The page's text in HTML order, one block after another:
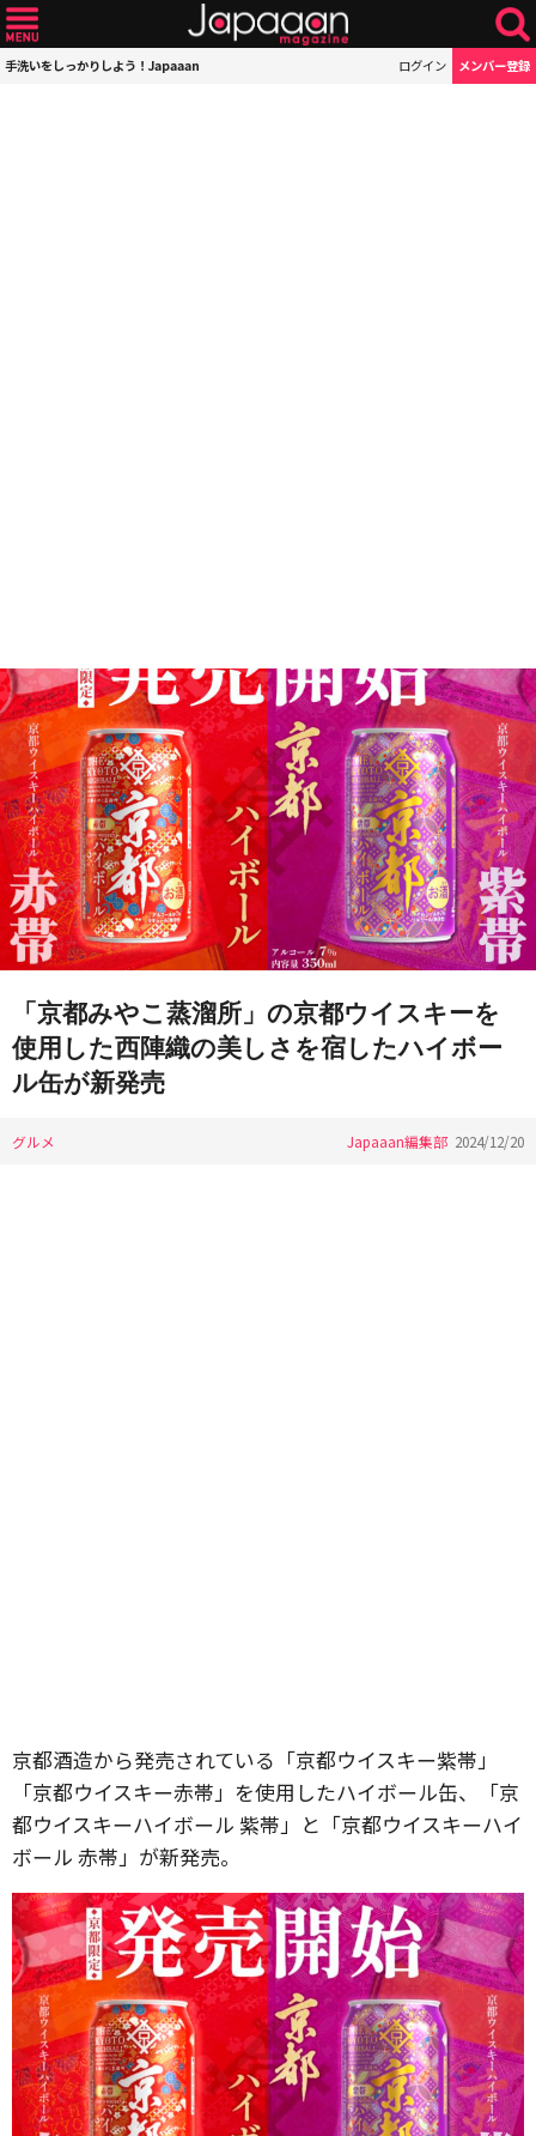
手洗いをしっかりしよう！Japaaan ログイン メンバー登録
「京都みやこ蒸溜所」の京都ウイスキーを
使用した西陣織の美しさを宿したハイボー
ル缶が新発売
グルメ Japaaan編集部 2024/12/20
京都酒造から発売されている「京都ウイスキー紫帯」
「京都ウイスキー赤帯」を使用したハイボール缶、「京
都ウイスキーハイボール 紫帯」と「京都ウイスキーハイ
ボール 赤帯」が新発売。